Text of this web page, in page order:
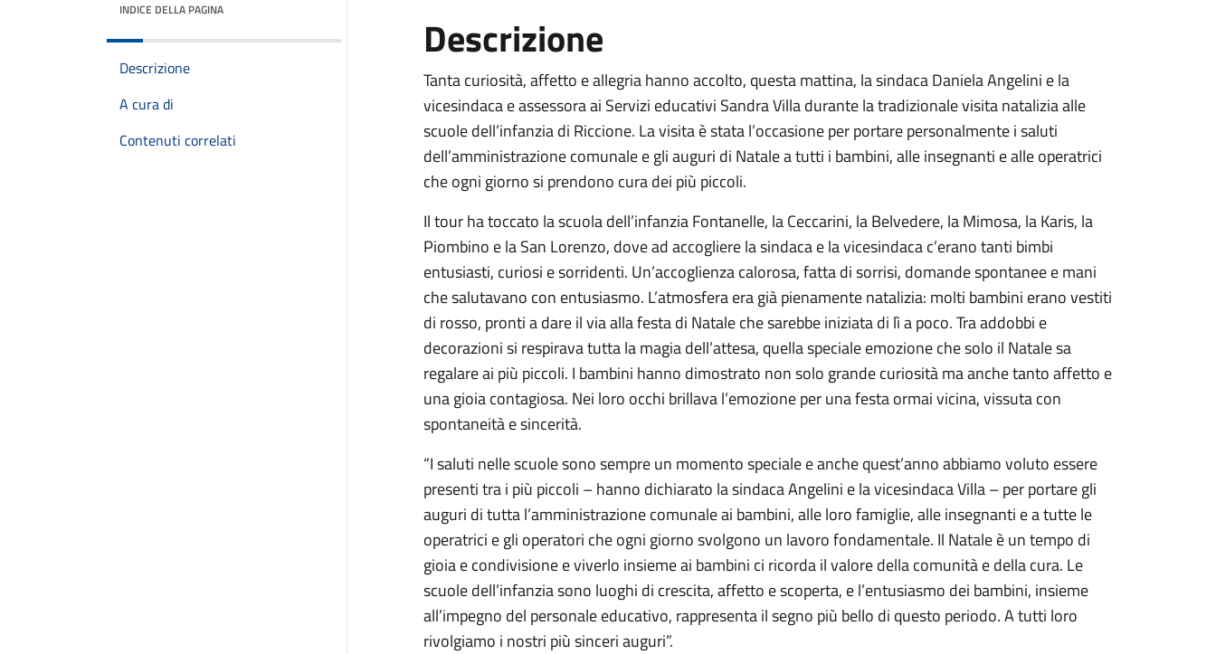
INDICE DELLA PAGINA
Descrizione
A cura di
Contenuti correlati
Descrizione
Tanta curiosità, affetto e allegria hanno accolto, questa mattina, la sindaca Daniela Angelini e la
vicesindaca e assessora ai Servizi educativi Sandra Villa durante la tradizionale visita natalizia alle
scuole dell’infanzia di Riccione. La visita è stata l’occasione per portare personalmente i saluti
dell’amministrazione comunale e gli auguri di Natale a tutti i bambini, alle insegnanti e alle operatrici
che ogni giorno si prendono cura dei più piccoli.
Il tour ha toccato la scuola dell’infanzia Fontanelle, la Ceccarini, la Belvedere, la Mimosa, la Karis, la
Piombino e la San Lorenzo, dove ad accogliere la sindaca e la vicesindaca c’erano tanti bimbi
entusiasti, curiosi e sorridenti. Un’accoglienza calorosa, fatta di sorrisi, domande spontanee e mani
che salutavano con entusiasmo. L’atmosfera era già pienamente natalizia: molti bambini erano vestiti
di rosso, pronti a dare il via alla festa di Natale che sarebbe iniziata di lì a poco. Tra addobbi e
decorazioni si respirava tutta la magia dell’attesa, quella speciale emozione che solo il Natale sa
regalare ai più piccoli. I bambini hanno dimostrato non solo grande curiosità ma anche tanto affetto e
una gioia contagiosa. Nei loro occhi brillava l’emozione per una festa ormai vicina, vissuta con
spontaneità e sincerità.
“I saluti nelle scuole sono sempre un momento speciale e anche quest’anno abbiamo voluto essere
presenti tra i più piccoli – hanno dichiarato la sindaca Angelini e la vicesindaca Villa – per portare gli
auguri di tutta l’amministrazione comunale ai bambini, alle loro famiglie, alle insegnanti e a tutte le
operatrici e gli operatori che ogni giorno svolgono un lavoro fondamentale. Il Natale è un tempo di
gioia e condivisione e viverlo insieme ai bambini ci ricorda il valore della comunità e della cura. Le
scuole dell’infanzia sono luoghi di crescita, affetto e scoperta, e l’entusiasmo dei bambini, insieme
all’impegno del personale educativo, rappresenta il segno più bello di questo periodo. A tutti loro
rivolgiamo i nostri più sinceri auguri”.